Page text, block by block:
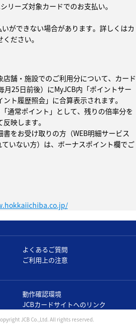
リーズ対象カードでのお支払い。
ができない場合があります。詳しくはカ
ださい。
店舗・施設でのご利用分について、カード
月25日前後）にMyJCB内「ポイントサー
ト履歴照会」に合算表示されます。
通常ポイント」として、残りの倍率分を
映します。
をお受け取りの方（WEB明細サービス
ていない方）は、ボーナスポイント欄でご
よくあるご質問
ご利用上の注意
動作確認環境
JCBカードサイトへのリンク
JCB Co.,Ltd. All rights reserved.